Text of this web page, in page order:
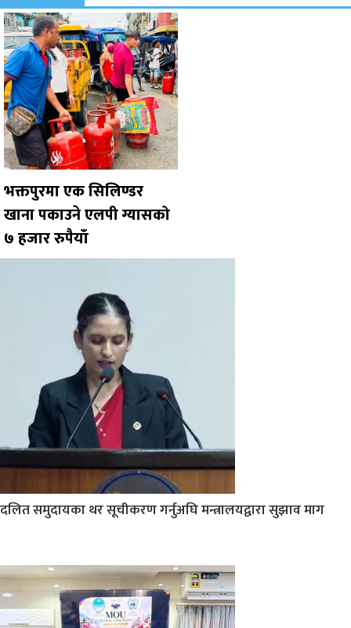
भक्तपुरमा एक सिलिण्डर
खाना पकाउने एलपी ग्यासको
७ हजार रुपैयाँ
दलित समुदायका थर सूचीकरण गर्नुअघि मन्त्रालयद्वारा सुझाव माग